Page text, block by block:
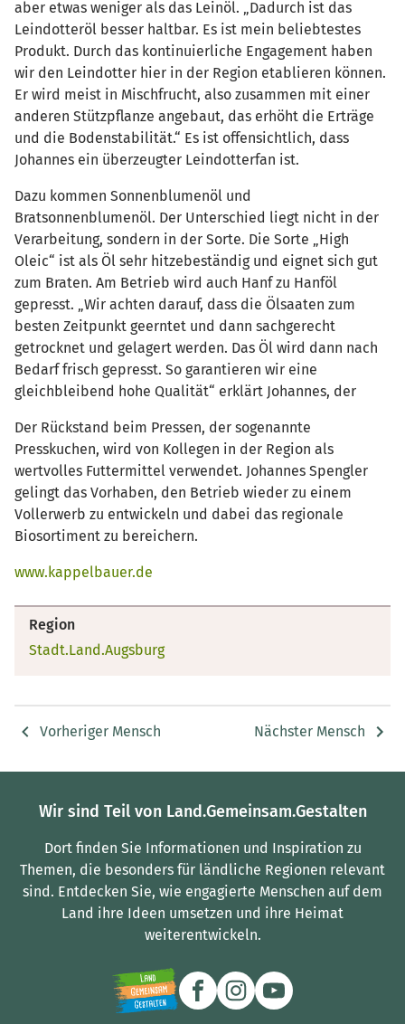
aber etwas weniger als das Leinöl. „Dadurch ist das
Leindotteröl besser haltbar. Es ist mein beliebtestes
Produkt. Durch das kontinuierliche Engagement haben
wir den Leindotter hier in der Region etablieren können.
Er wird meist in Mischfrucht, also zusammen mit einer
anderen Stützpflanze angebaut, das erhöht die Erträge
und die Bodenstabilität.“ Es ist offensichtlich, dass
Johannes ein überzeugter Leindotterfan ist.
Dazu kommen Sonnenblumenöl und
Bratsonnenblumenöl. Der Unterschied liegt nicht in der
Verarbeitung, sondern in der Sorte. Die Sorte „High
Oleic“ ist als Öl sehr hitzebeständig und eignet sich gut
zum Braten. Am Betrieb wird auch Hanf zu Hanföl
gepresst. „Wir achten darauf, dass die Ölsaaten zum
besten Zeitpunkt geerntet und dann sachgerecht
getrocknet und gelagert werden. Das Öl wird dann nach
Bedarf frisch gepresst. So garantieren wir eine
gleichbleibend hohe Qualität“ erklärt Johannes, der
Der Rückstand beim Pressen, der sogenannte
Presskuchen, wird von Kollegen in der Region als
wertvolles Futtermittel verwendet. Johannes Spengler
gelingt das Vorhaben, den Betrieb wieder zu einem
Vollerwerb zu entwickeln und dabei das regionale
Biosortiment zu bereichern.
www.kappelbauer.de
Region
Stadt.Land.Augsburg
Vorheriger Mensch Nächster Mensch
Wir sind Teil von Land.Gemeinsam.Gestalten
Dort finden Sie Informationen und Inspiration zu
Themen, die besonders für ländliche Regionen relevant
sind. Entdecken Sie, wie engagierte Menschen auf dem
Land ihre Ideen umsetzen und ihre Heimat
weiterentwickeln.